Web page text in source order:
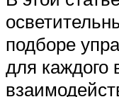
подборе
для каждого